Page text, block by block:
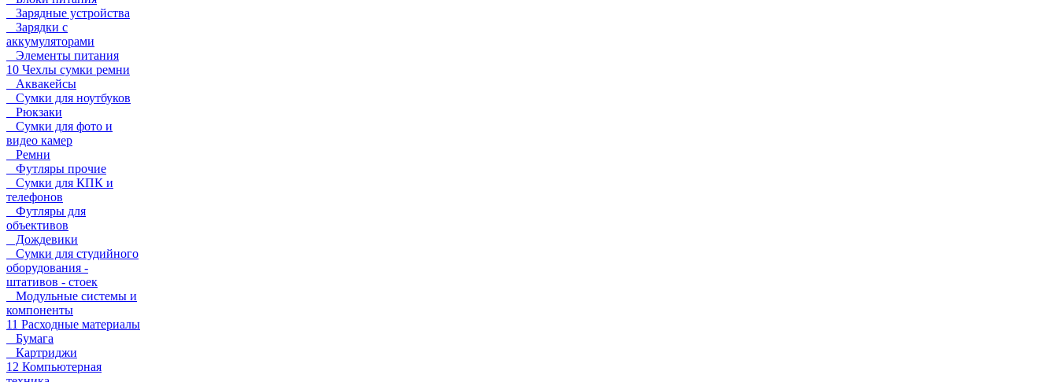
Зарядные устройства
Зарядки с
аккумуляторами
Элементы питания
10 Чехлы сумки ремни
Аквакейсы
Сумки для ноутбуков
Рюкзаки
Сумки для фото и
видео камер
Ремни
Футляры прочие
Сумки для КПК и
телефонов
Футляры для
объективов
Дождевики
Сумки для студийного
оборудования -
штативов - стоек
Модульные системы и
компоненты
11 Расходные материалы
Бумага
Картриджи
12 Компьютерная